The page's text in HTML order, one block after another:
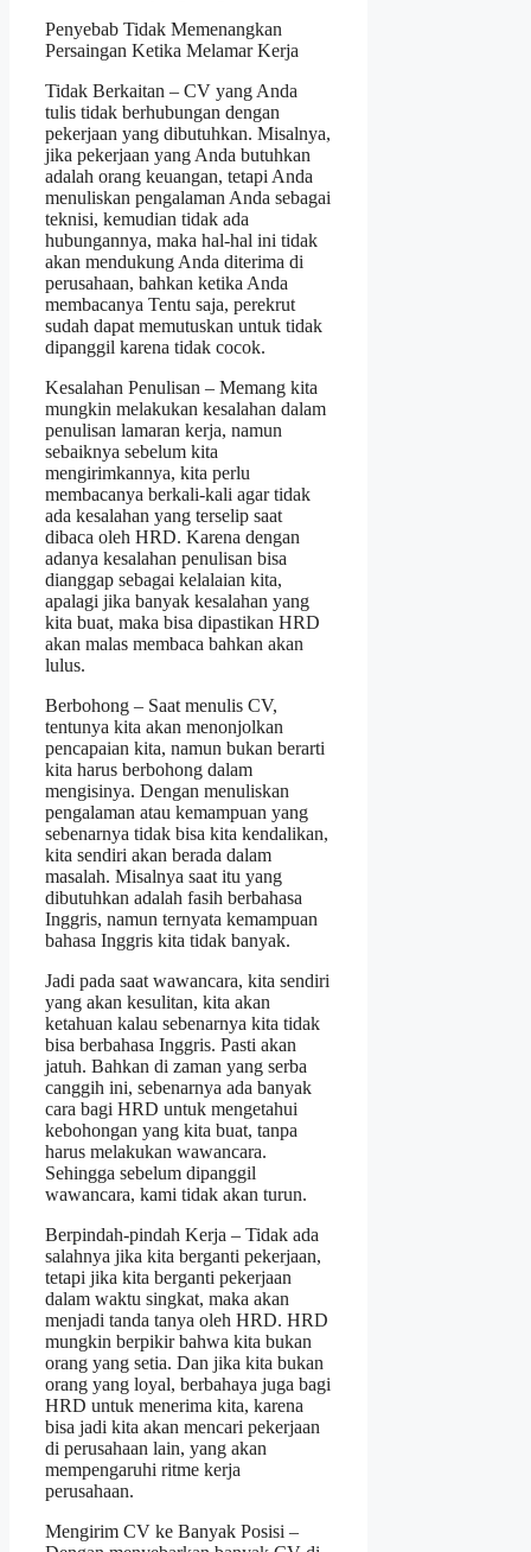
Penyebab Tidak Memenangkan
Persaingan Ketika Melamar Kerja
Tidak Berkaitan – CV yang Anda
tulis tidak berhubungan dengan
pekerjaan yang dibutuhkan. Misalnya,
jika pekerjaan yang Anda butuhkan
adalah orang keuangan, tetapi Anda
menuliskan pengalaman Anda sebagai
teknisi, kemudian tidak ada
hubungannya, maka hal-hal ini tidak
akan mendukung Anda diterima di
perusahaan, bahkan ketika Anda
membacanya Tentu saja, perekrut
sudah dapat memutuskan untuk tidak
dipanggil karena tidak cocok.
Kesalahan Penulisan – Memang kita
mungkin melakukan kesalahan dalam
penulisan lamaran kerja, namun
sebaiknya sebelum kita
mengirimkannya, kita perlu
membacanya berkali-kali agar tidak
ada kesalahan yang terselip saat
dibaca oleh HRD. Karena dengan
adanya kesalahan penulisan bisa
dianggap sebagai kelalaian kita,
apalagi jika banyak kesalahan yang
kita buat, maka bisa dipastikan HRD
akan malas membaca bahkan akan
lulus.
Berbohong – Saat menulis CV,
tentunya kita akan menonjolkan
pencapaian kita, namun bukan berarti
kita harus berbohong dalam
mengisinya. Dengan menuliskan
pengalaman atau kemampuan yang
sebenarnya tidak bisa kita kendalikan,
kita sendiri akan berada dalam
masalah. Misalnya saat itu yang
dibutuhkan adalah fasih berbahasa
Inggris, namun ternyata kemampuan
bahasa Inggris kita tidak banyak.
Jadi pada saat wawancara, kita sendiri
yang akan kesulitan, kita akan
ketahuan kalau sebenarnya kita tidak
bisa berbahasa Inggris. Pasti akan
jatuh. Bahkan di zaman yang serba
canggih ini, sebenarnya ada banyak
cara bagi HRD untuk mengetahui
kebohongan yang kita buat, tanpa
harus melakukan wawancara.
Sehingga sebelum dipanggil
wawancara, kami tidak akan turun.
Berpindah-pindah Kerja – Tidak ada
salahnya jika kita berganti pekerjaan,
tetapi jika kita berganti pekerjaan
dalam waktu singkat, maka akan
menjadi tanda tanya oleh HRD. HRD
mungkin berpikir bahwa kita bukan
orang yang setia. Dan jika kita bukan
orang yang loyal, berbahaya juga bagi
HRD untuk menerima kita, karena
bisa jadi kita akan mencari pekerjaan
di perusahaan lain, yang akan
mempengaruhi ritme kerja
perusahaan.
Mengirim CV ke Banyak Posisi –